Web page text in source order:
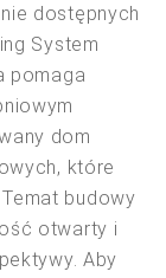
dostępnych
System
pomaga
dom
które
budowy
otwarty i
Aby